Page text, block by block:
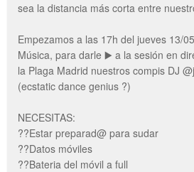
sea la distancia más corta entre
Empezamos a las 17h del jueves 13/
Música, para darle ▶️ a la sesión en
la Plaga Madrid nuestros compis DJ
(ecstatic dance genius ?)
NECESITAS:
??Estar preparad@ para sudar
??Datos móviles
??Bateria del móvil a full